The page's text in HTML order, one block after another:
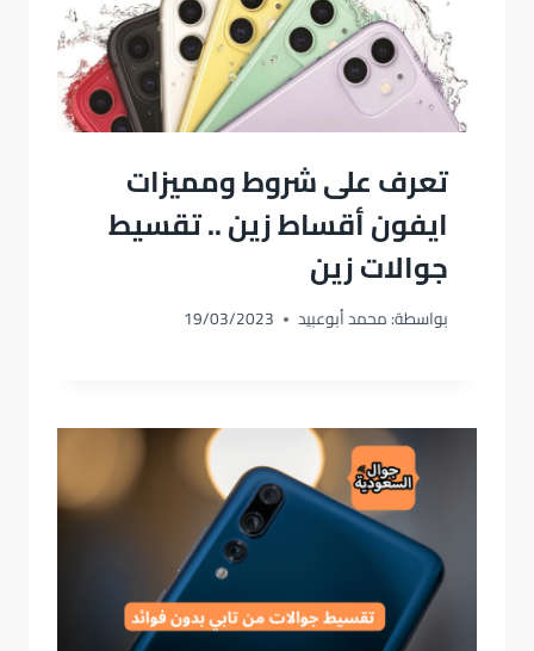
تعرف على شروط ومميزات
ايفون أقساط زين .. تقسيط
جوالات زين
بواسطة:محمد أبوعبيد 19/03/2023